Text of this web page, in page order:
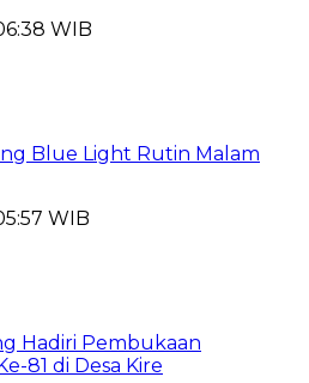
WIB
Blue Light Rutin Malam
WIB
Hadiri Pembukaan
81 di Desa Kire